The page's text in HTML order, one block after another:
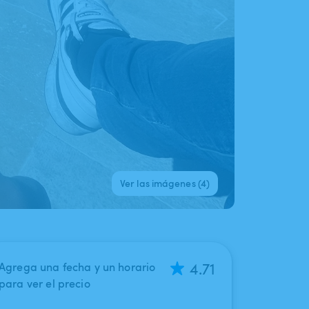
Ver las imágenes (4)
una fecha y un horario
ver el precio
4.71